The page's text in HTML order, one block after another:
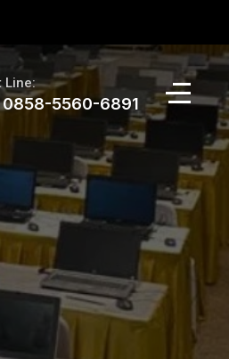
Line:
5560-6891